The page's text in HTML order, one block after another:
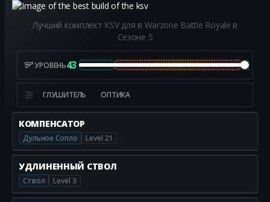
Лучший комплект KSV для в Warzone Battle Royale в
Сезоне 5
УРОВЕНЬ43
ГЛУШИТЕЛЬ ОПТИКА
КОМПЕНСАТОР
Дульное Сопло Level 21
УДЛИНЕННЫЙ СТВОЛ
Ствол Level 3